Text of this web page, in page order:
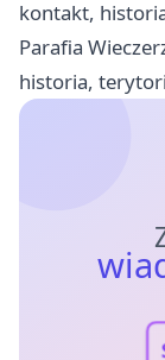
kontakt,
Parafia
historia,